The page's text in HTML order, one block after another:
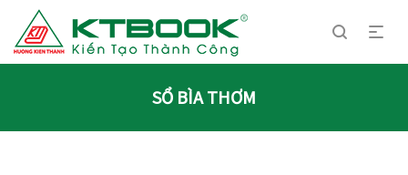
SỔ BÌA THƠM